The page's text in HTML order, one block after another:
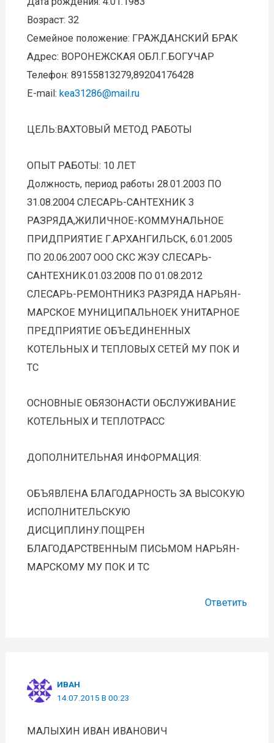
Возраст: 32
Семейное положение: ГРАЖДАНСКИЙ БРАК
Адрес: ВОРОНЕЖСКАЯ ОБЛ.Г.БОГУЧАР
Телефон: 89155813279,89204176428
E-mail: kea31286@mail.ru
ЦЕЛЬ:ВАХТОВЫЙ МЕТОД РАБОТЫ
ОПЫТ РАБОТЫ: 10 ЛЕТ
Должность, период работы 28.01.2003 ПО
31.08.2004 СЛЕСАРЬ-САНТЕХНИК 3
РАЗРЯДА,ЖИЛИЧНОЕ-КОММУНАЛЬНОЕ
ПРИДПРИЯТИЕ Г.АРХАНГИЛЬСК, 6.01.2005
ПО 20.06.2007 ООО СКС ЖЭУ СЛЕСАРЬ-
САНТЕХНИК.01.03.2008 ПО 01.08.2012
СЛЕСАРЬ-РЕМОНТНИК3 РАЗРЯДА НАРЬЯН-
МАРСКОЕ МУНИЦИПАЛЬНОЕК УНИТАРНОЕ
ПРЕДПРИЯТИЕ ОБЪЕДИНЕННЫХ
КОТЕЛЬНЫХ И ТЕПЛОВЫХ СЕТЕЙ МУ ПОК И
ТС
ОСНОВНЫЕ ОБЯЗОНАСТИ ОБСЛУЖИВАНИЕ
КОТЕЛЬНЫХ И ТЕПЛОТРАСС
ДОПОЛНИТЕЛЬНАЯ ИНФОРМАЦИЯ:
ОБЪЯВЛЕНА БЛАГОДАРНОСТЬ ЗА ВЫСОКУЮ
ИСПОЛНИТЕЛЬСКУЮ
ДИСЦИПЛИНУ.ПОЩРЕН
БЛАГОДАРСТВЕННЫМ ПИСЬМОМ НАРЬЯН-
МАРСКОМУ МУ ПОК И ТС
Ответить
ИВАН
14.07.2015 В 00:23
МАЛЫХИН ИВАН ИВАНОВИЧ